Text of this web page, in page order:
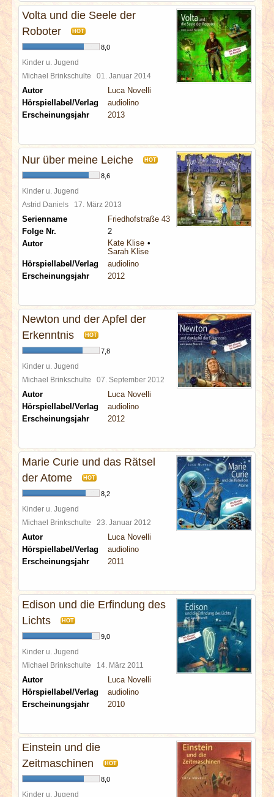
Volta und die Seele der
Roboter
HOT
8,0
Kinder u. Jugend
Michael Brinkschulte 01. Januar 2014
Autor
Luca Novelli
Hörspiellabel/Verlag
audiolino
Erscheinungsjahr
2013
Nur über meine Leiche HOT
8,6
Kinder u. Jugend
Astrid Daniels 17. März 2013
Serienname
Friedhofstraße 43
Folge Nr.
2
Autor
Kate Klise
Sarah Klise
Hörspiellabel/Verlag
audiolino
Erscheinungsjahr
2012
Newton und der Apfel der
Erkenntnis
HOT
7,8
Kinder u. Jugend
Michael Brinkschulte 07. September 2012
Autor
Luca Novelli
Hörspiellabel/Verlag
audiolino
Erscheinungsjahr
2012
Marie Curie und das Rätsel
der Atome
HOT
8,2
Kinder u. Jugend
Michael Brinkschulte 23. Januar 2012
Autor
Luca Novelli
Hörspiellabel/Verlag
audiolino
Erscheinungsjahr
2011
Edison und die Erfindung des
Lichts
HOT
9,0
Kinder u. Jugend
Michael Brinkschulte 14. März 2011
Autor
Luca Novelli
Hörspiellabel/Verlag
audiolino
Erscheinungsjahr
2010
Einstein und die
Zeitmaschinen
HOT
8,0
Kinder u. Jugend